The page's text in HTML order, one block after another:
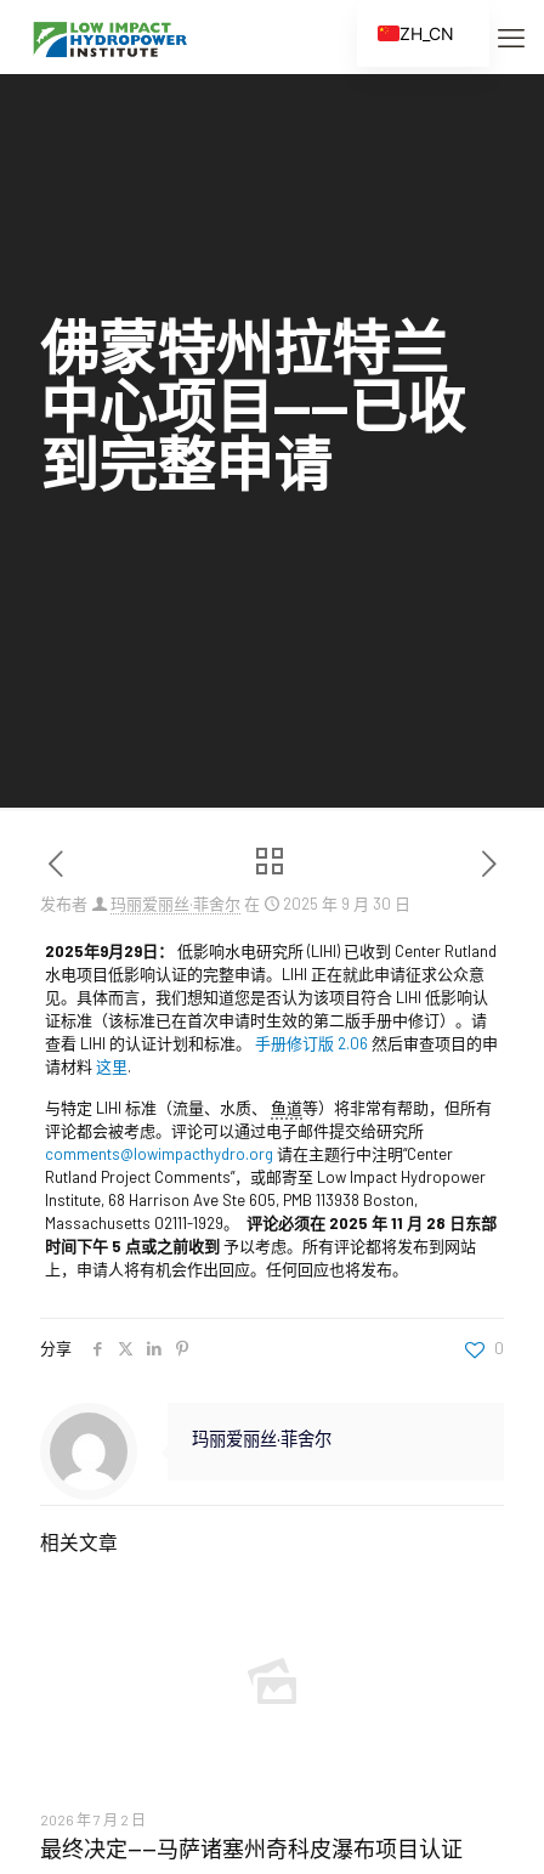
佛蒙特州拉特兰
中心项目——已收
到完整申请
发布者 玛丽爱丽丝·菲舍尔 在 2025 年 9 月 30 日
2025年9月29日： 低影响水电研究所 (LIHI) 已收到 Center Rutland
水电项目低影响认证的完整申请。LIHI 正在就此申请征求公众意
见。具体而言，我们想知道您是否认为该项目符合 LIHI 低影响认
证标准（该标准已在首次申请时生效的第二版手册中修订）。请
查看 LIHI 的认证计划和标准。 手册修订版 2.06 然后审查项目的申
请材料这里.
与特定 LIHI 标准（流量、水质、 鱼道等）将非常有帮助，但所有
评论都会被考虑。评论可以通过电子邮件提交给研究所
comments@lowimpacthydro.org 请在主题行中注明“Center
Rutland Project Comments”，或邮寄至 Low Impact Hydropower
Institute, 68 Harrison Ave Ste 605, PMB 113938 Boston,
Massachusetts 02111-1929。 评论必须在 2025 年 11 月 28 日东部
时间下午 5 点或之前收到 予以考虑。所有评论都将发布到网站
上，申请人将有机会作出回应。任何回应也将发布。
分享 0
玛丽爱丽丝·菲舍尔
相关文章
2026 年 7 月 2 日
最终决定——马萨诸塞州奇科皮瀑布项目认证
ZH_CN
EN